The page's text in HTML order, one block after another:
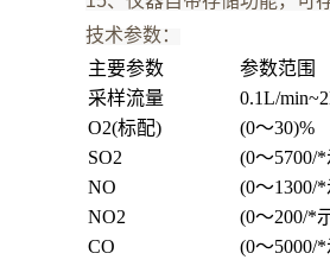
技术参数：
主要参数
参数范围
采样流量
0.1L/
O2(标配)
(0～30)%
SO2 (0～5700/*
NO
(0～1300/*
NO2
(0～200/*
CO
(0～5000/*